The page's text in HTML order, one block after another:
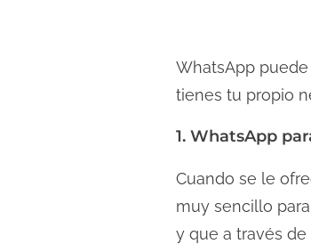
WhatsApp
tienes tu propio
1. WhatsApp
Cuando se le
muy sencillo
y que a través